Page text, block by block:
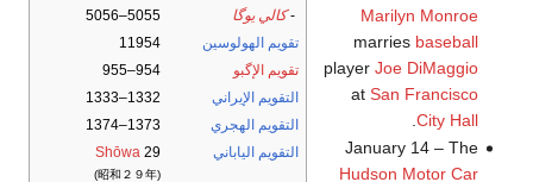
-كالي يوگا
5055–5056
تقويم الهولوسين
11954
تقويم الإگبو
954–955
التقويم الإيراني
1332–1333
التقويم الهجري
1373–1374
التقويم الياباني
Shōwa 29
(昭和２９年)
Marilyn Monroe
marries baseball
player Joe DiMaggio
at San Francisco
City Hall
January 14 – The
Hudson Motor Car